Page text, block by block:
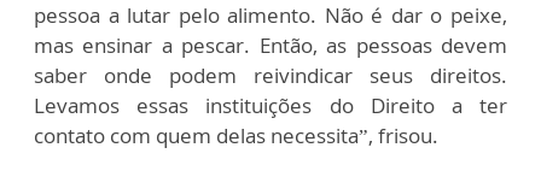
pessoa a lutar pelo alimento. Não é dar o peixe,
mas ensinar a pescar. Então, as pessoas devem
saber onde podem reivindicar seus direitos.
Levamos essas instituições do Direito a ter
contato com quem delas necessita”, frisou.